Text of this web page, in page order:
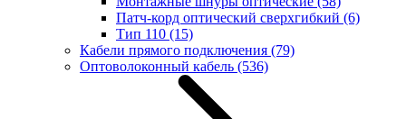
Патч-корд оптический сверхгибкий (6)
Тип 110 (15)
Кабели прямого подключения (79)
Оптоволоконный кабель (536)